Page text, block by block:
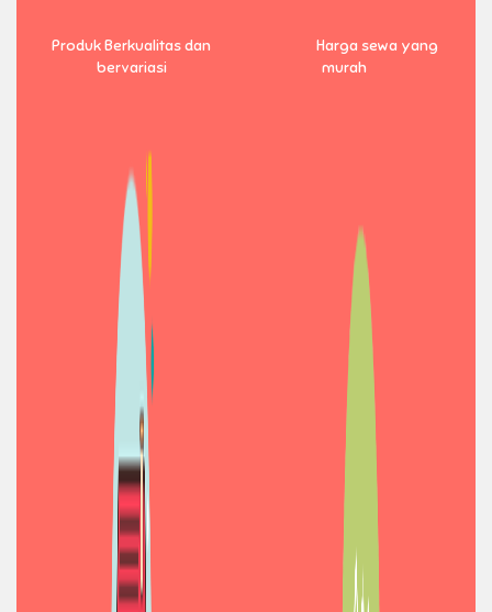
Produk Berkualitas dan
bervariasi
Harga sewa yang
murah